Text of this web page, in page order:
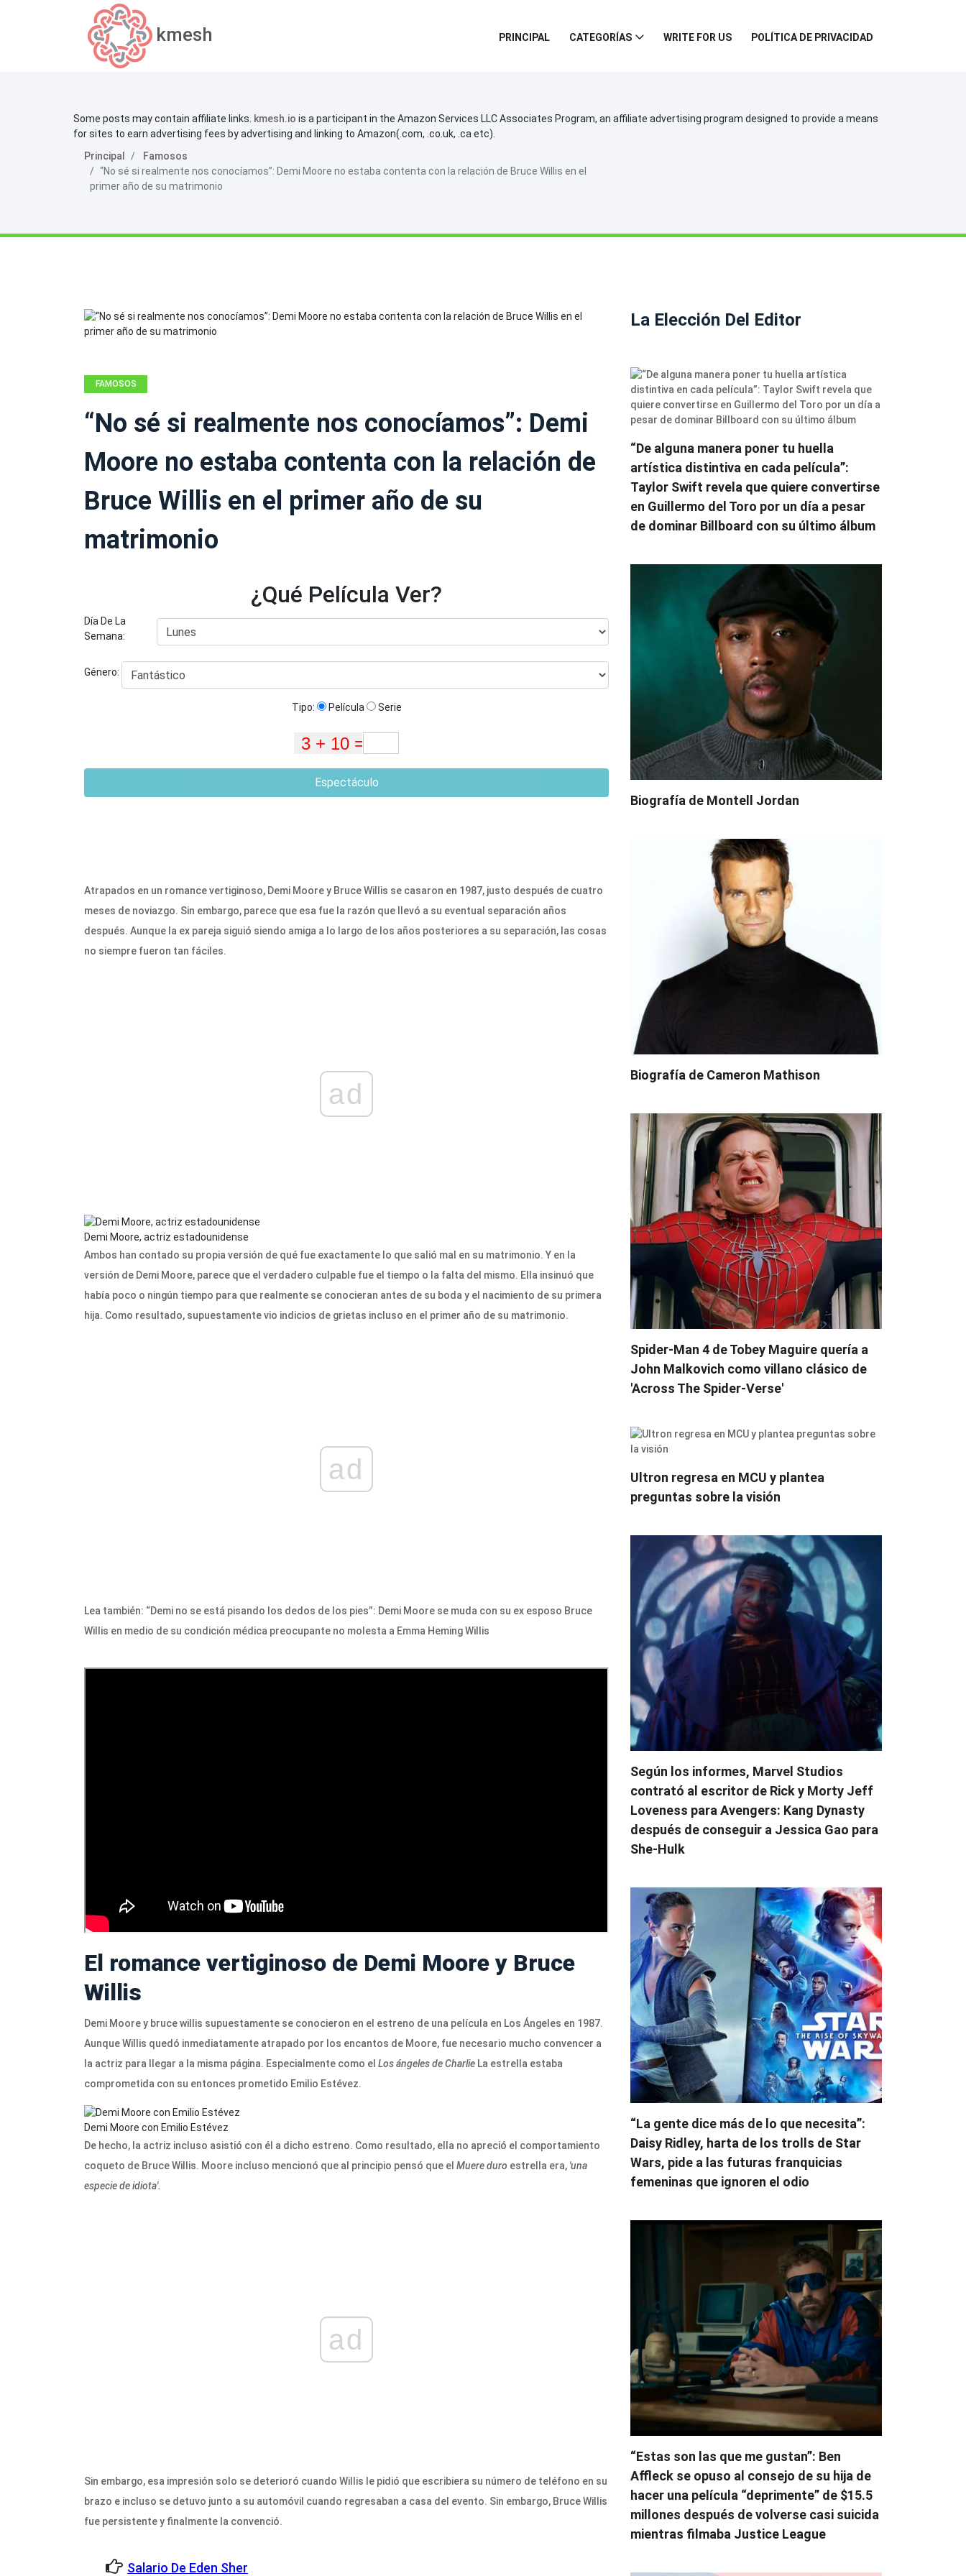
kmesh PRINCIPAL CATEGORÍAS WRITE FOR US POLÍTICA DE PRIVACIDAD
Some posts may contain affiliate links. kmesh.io is a participant in the Amazon Services LLC Associates Program, an affiliate advertising program designed to provide a means
for sites to earn advertising fees by advertising and linking to Amazon(.com, .co.uk, .ca etc).
Principal
Famosos
“No sé si realmente nos conocíamos”: Demi Moore no estaba contenta con la relación de Bruce Willis en el
primer año de su matrimonio
FAMOSOS
“No sé si realmente nos conocíamos”: Demi
Moore no estaba contenta con la relación de
Bruce Willis en el primer año de su
matrimonio
¿Qué Película Ver?
Día De La
Semana:
Género:
Tipo: Película Serie
Espectáculo
Atrapados en un romance vertiginoso, Demi Moore y Bruce Willis se casaron en 1987, justo después de cuatro
meses de noviazgo. Sin embargo, parece que esa fue la razón que llevó a su eventual separación años
después. Aunque la ex pareja siguió siendo amiga a lo largo de los años posteriores a su separación, las cosas
no siempre fueron tan fáciles.
ad
Demi Moore, actriz estadounidense
Ambos han contado su propia versión de qué fue exactamente lo que salió mal en su matrimonio. Y en la
versión de Demi Moore, parece que el verdadero culpable fue el tiempo o la falta del mismo. Ella insinuó que
había poco o ningún tiempo para que realmente se conocieran antes de su boda y el nacimiento de su primera
hija. Como resultado, supuestamente vio indicios de grietas incluso en el primer año de su matrimonio.
ad
Lea también: “Demi no se está pisando los dedos de los pies”: Demi Moore se muda con su ex esposo Bruce
Willis en medio de su condición médica preocupante no molesta a Emma Heming Willis
El romance vertiginoso de Demi Moore y Bruce
Willis
Demi Moorey bruce willis supuestamente se conocieron en el estreno de una película en Los Ángeles en 1987.
Aunque Willis quedó inmediatamente atrapado por los encantos de Moore, fue necesario mucho convencer a
la actriz para llegar a la misma página. Especialmente como el Los ángeles de Charlie La estrella estaba
comprometida con su entonces prometido Emilio Estévez.
Demi Moore con Emilio Estévez
De hecho, la actriz incluso asistió con él a dicho estreno. Como resultado, ella no apreció el comportamiento
coqueto de Bruce Willis. Moore incluso mencionó que al principio pensó que el Muere duro estrella era, 'una
especie de idiota'.
ad
Sin embargo, esa impresión solo se deterioró cuando Willis le pidió que escribiera su número de teléfono en su
brazo e incluso se detuvo junto a su automóvil cuando regresaban a casa del evento. Sin embargo, Bruce Willis
fue persistente y finalmente la convenció.
Salario De Eden Sher
La Elección Del Editor
“De alguna manera poner tu huella
artística distintiva en cada película”:
Taylor Swift revela que quiere convertirse
en Guillermo del Toro por un día a pesar
de dominar Billboard con su último álbum
Biografía de Montell Jordan
Biografía de Cameron Mathison
Spider-Man 4 de Tobey Maguire quería a
John Malkovich como villano clásico de
'Across The Spider-Verse'
Ultron regresa en MCU y plantea
preguntas sobre la visión
Según los informes, Marvel Studios
contrató al escritor de Rick y Morty Jeff
Loveness para Avengers: Kang Dynasty
después de conseguir a Jessica Gao para
She-Hulk
“La gente dice más de lo que necesita”:
Daisy Ridley, harta de los trolls de Star
Wars, pide a las futuras franquicias
femeninas que ignoren el odio
“Estas son las que me gustan”: Ben
Affleck se opuso al consejo de su hija de
hacer una película “deprimente” de $15.5
millones después de volverse casi suicida
mientras filmaba Justice League